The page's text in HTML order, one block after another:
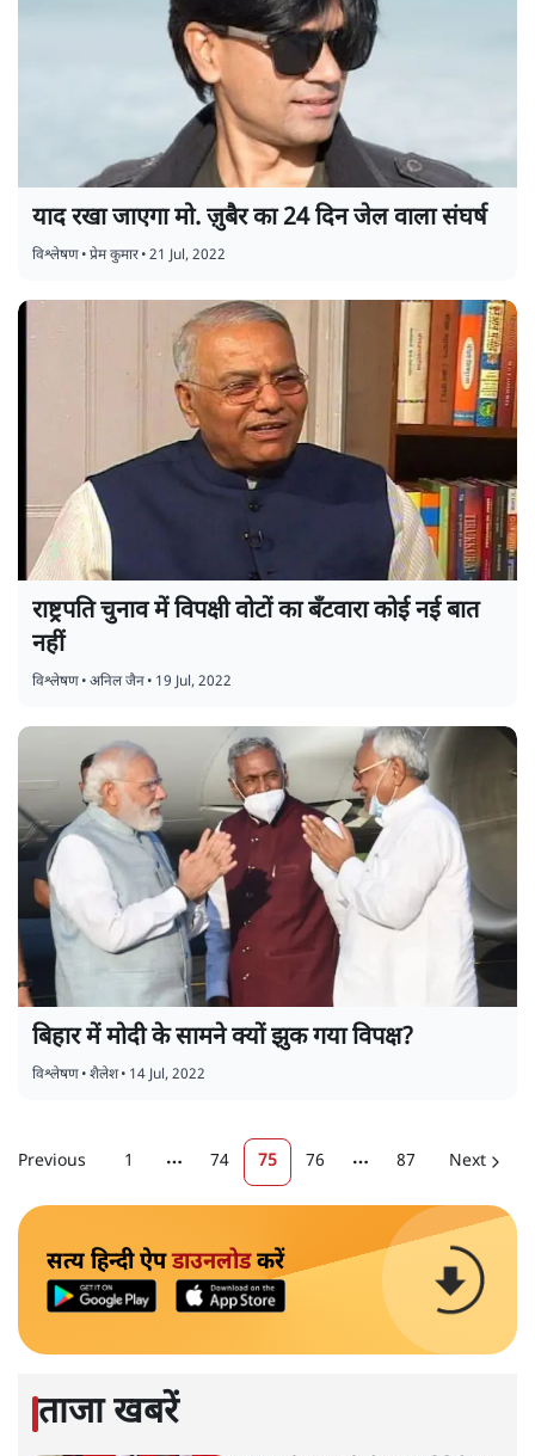
याद रखा जाएगा मो. ज़ुबैर का 24 दिन जेल वाला संघर्ष
विश्लेषण•प्रेम कुमार•21 Jul, 2022
राष्ट्रपति चुनाव में विपक्षी वोटों का बँटवारा कोई नई बात
नहीं
विश्लेषण•अनिल जैन• 19 Jul, 2022
बिहार में मोदी के सामने क्यों झुक गया विपक्ष?
विश्लेषण•शैलेश• 14 Jul, 2022
Previous 1 More pages
74 75 76 More pages
87 Next
सत्य हिन्दी ऐपडाउनलोडकरें
ताजा खबरें